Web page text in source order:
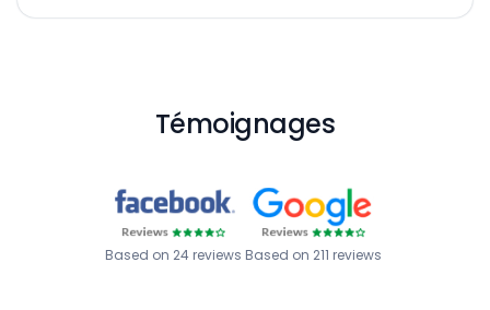
Témoignages
Based on 24 reviews Based on 211 reviews